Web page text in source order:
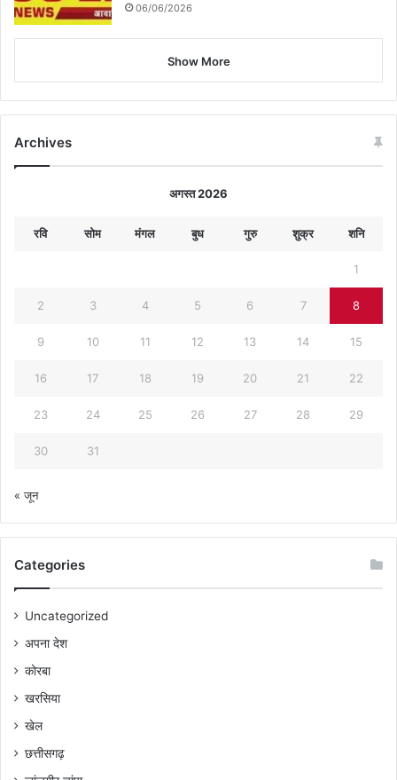
06/06/2026
Show More
Archives
अगस्त 2026
रवि सोम मंगल बुध गुरु शुक्र शनि
1
2 3 4 5 6 7 8
9 10 11 12 13 14 15
16 17 18 19 20 21 22
23 24 25 26 27 28 29
30 31
« जून
Categories
Uncategorized
अपना देश
कोरबा
खरसिया
खेल
छत्तीसगढ़